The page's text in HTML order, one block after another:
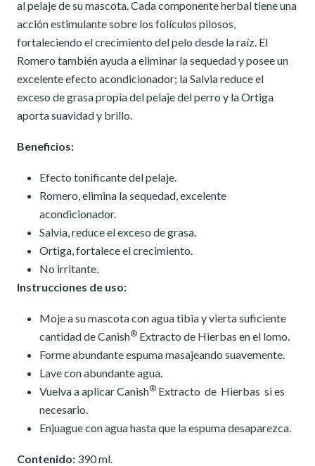
al pelaje de su mascota. Cada componente herbal tiene una
acción estimulante sobre los folículos pilosos,
fortaleciendo el crecimiento del pelo desde la raíz. El
Romero también ayuda a eliminar la sequedad y posee un
excelente efecto acondicionador; la Salvia reduce el
exceso de grasa propia del pelaje del perro y la Ortiga
aporta suavidad y brillo.
Beneficios:
Efecto tonificante del pelaje.
Romero, elimina la sequedad, excelente
acondicionador.
Salvia, reduce el exceso de grasa.
Ortiga, fortalece el crecimiento.
No irritante.
Instrucciones de uso:
Moje a su mascota con agua tibia y vierta suficiente
cantidad de Canish® Extracto de Hierbas en el lomo.
Forme abundante espuma masajeando suavemente.
Lave con abundante agua.
Vuelva a aplicar Canish® Extracto de Hierbas si es
necesario.
Enjuague con agua hasta que la espuma desaparezca.
Contenido: 390 ml.